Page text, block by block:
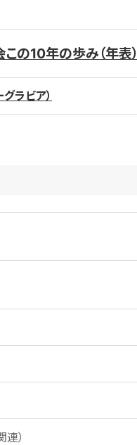
の10年の歩み（年表）
ラビア）
）